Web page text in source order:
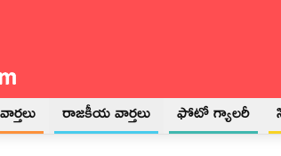
రాజకీయ వార్తలు ఫోటో గ్యాలరీ